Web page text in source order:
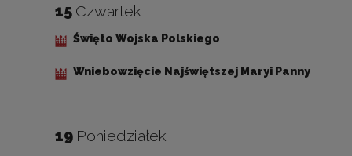
15 Czwartek
Święto Wojska Polskiego
Wniebowzięcie Najświętszej Maryi Panny
19 Poniedziałek